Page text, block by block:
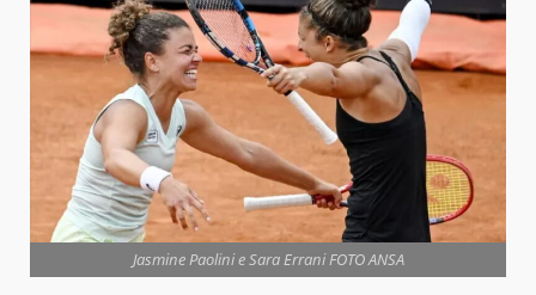
Jasmine Paolini e Sara Errani FOTO ANSA